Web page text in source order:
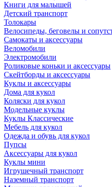
Книги для малышей
Детский транспорт
Толокары
Велосипеды, беговелы и
Самокаты и аксессуары
Веломобили
Электромобили
Роликовые коньки и аксессуары
Скейтборды и аксессуары
Куклы и аксессуары
Дома для кукол
Коляски для кукол
Модельные куклы
Куклы Классические
Мебель для кукол
Одежда и обувь для кукол
Пупсы
Аксессуары для кукол
Куклы мини
Игрушечный транспорт
Наземный транспорт